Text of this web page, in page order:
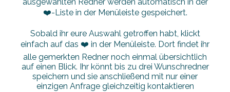
ausgewählten Redner werden automatisch in der
❤️-Liste in der Menüleiste gespeichert.
Sobald ihr eure Auswahl getroffen habt, klickt
einfach auf das ❤️ in der Menüleiste. Dort findet ihr
alle gemerkten Redner noch einmal übersichtlich
auf einen Blick. Ihr könnt bis zu drei Wunschredner
speichern und sie anschließend mit nur einer
einzigen Anfrage gleichzeitig kontaktieren